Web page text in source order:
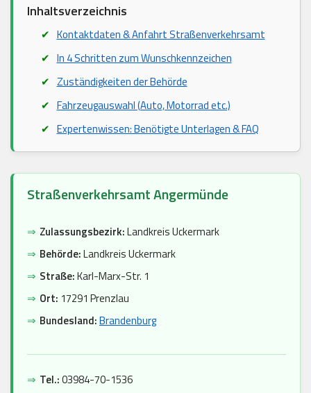
Inhaltsverzeichnis
Kontaktdaten & Anfahrt Straßenverkehrsamt
In 4 Schritten zum Wunschkennzeichen
Zuständigkeiten der Behörde
Fahrzeugauswahl (Auto, Motorrad etc.)
Expertenwissen: Benötigte Unterlagen & FAQ
Straßenverkehrsamt Angermünde
⇒ Zulassungsbezirk:Landkreis Uckermark
⇒ Behörde:Landkreis Uckermark
⇒ Straße:Karl-Marx-Str. 1
⇒ Ort: 17291 Prenzlau
⇒ Bundesland:Brandenburg
⇒ Tel.:03984-70-1536